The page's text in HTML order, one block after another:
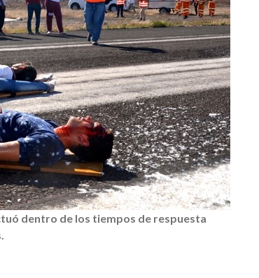
dentro de los tiempos de respuesta